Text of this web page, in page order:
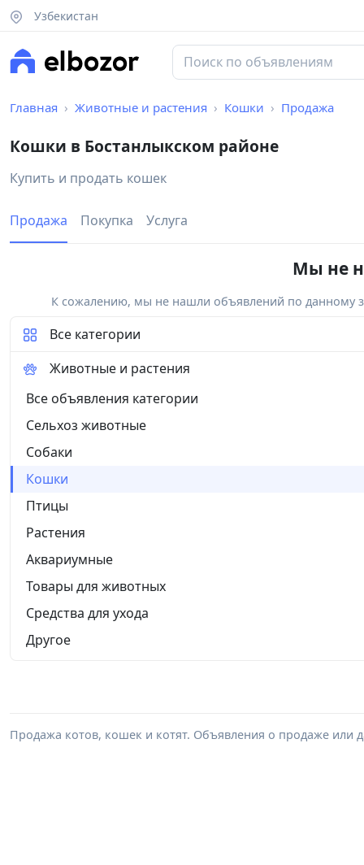
Узбекистан
Главная Животные и растения Кошки Продажа
Кошки в Бостанлыкском районе
Купить и продать кошек
Продажа Покупка Услуга
Мы не
К сожалению, мы не нашли объявлений по данному
Все категории
Животные и растения
Все объявления категории
Сельхоз животные
Собаки
Кошки
Птицы
Растения
Аквариумные
Товары для животных
Средства для ухода
Другое
Продажа котов, кошек и котят. Объявления о продаже или